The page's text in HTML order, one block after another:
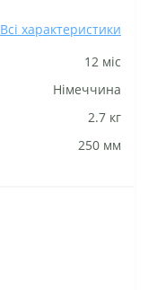
Всі характеристики
12 міс
Німеччина
2.7 кг
250 мм